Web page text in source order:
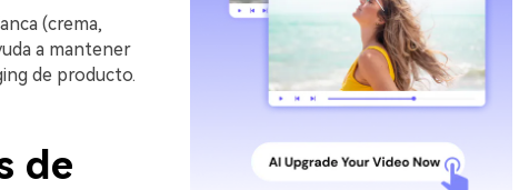
(crema,
a mantener
de producto.
de